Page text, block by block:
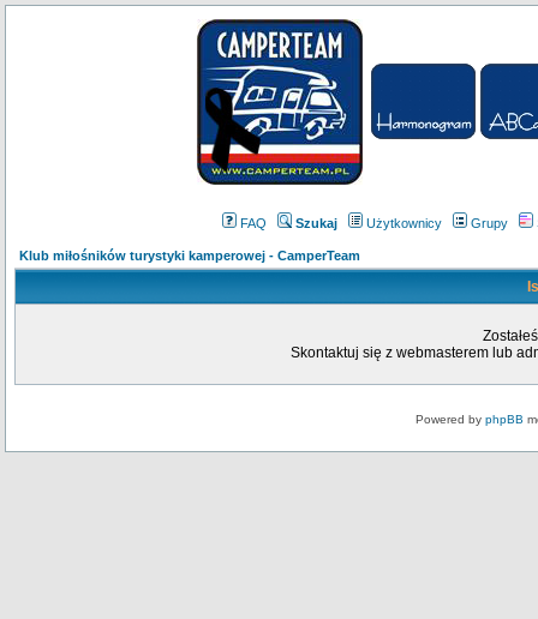
FAQ Szukaj Użytkownicy Grupy
Klub miłośników turystyki kamperowej - CamperTeam
Skontaktuj się z webmasterem lub
Powered by phpBB